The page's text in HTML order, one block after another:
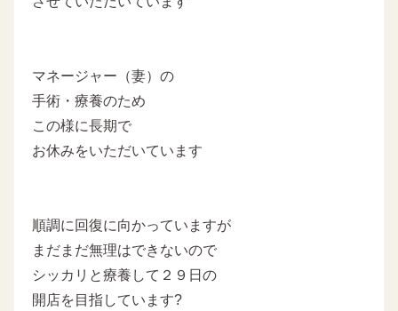
マネージャー（妻）の
手術・療養のため
この様に長期で
お休みをいただいています
順調に回復に向かっていますが
まだまだ無理はできないので
シッカリと療養して２９日の
開店を目指しています?